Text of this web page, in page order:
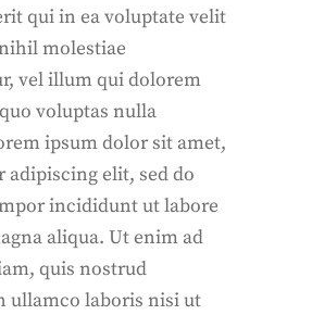
qui in ea voluptate velit
molestiae
vel illum qui dolorem
voluptas nulla
ipsum dolor sit amet,
adipiscing elit, sed do
incididunt ut labore
aliqua. Ut enim ad
quis nostrud
ullamco laboris nisi ut